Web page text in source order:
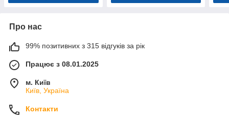
Про нас
99% позитивних з 315 відгуків за рік
Працює з 08.01.2025
м. Київ
Київ, Україна
Контакти